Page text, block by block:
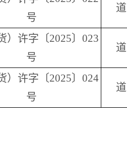
号
）许字〔2025〕023
号
）许字〔2025〕024
号